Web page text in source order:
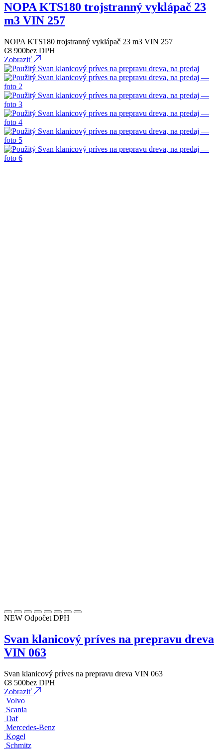
NOPA KTS180 trojstranný vyklápač 23
m3 VIN 257
NOPA KTS180 trojstranný vyklápač 23 m3 VIN 257
€8 900bez DPH
Zobraziť
NEW Odpočet DPH
Svan klanicový príves na prepravu dreva
VIN 063
Svan klanicový príves na prepravu dreva VIN 063
€8 500bez DPH
Zobraziť
Volvo
Scania
Daf
Mercedes-Benz
Kogel
Schmitz